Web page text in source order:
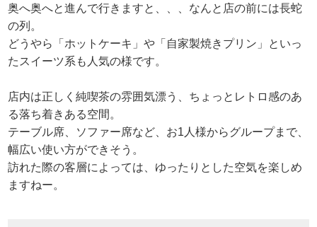
奥へ奥へと進んで行きますと、、、なんと店の前には長蛇
の列。
どうやら「ホットケーキ」や「自家製焼きプリン」といっ
たスイーツ系も人気の様です。
店内は正しく純喫茶の雰囲気漂う、ちょっとレトロ感のあ
る落ち着きある空間。
テーブル席、ソファー席など、お1人様からグループまで、
幅広い使い方ができそう。
訪れた際の客層によっては、ゆったりとした空気を楽しめ
ますねー。